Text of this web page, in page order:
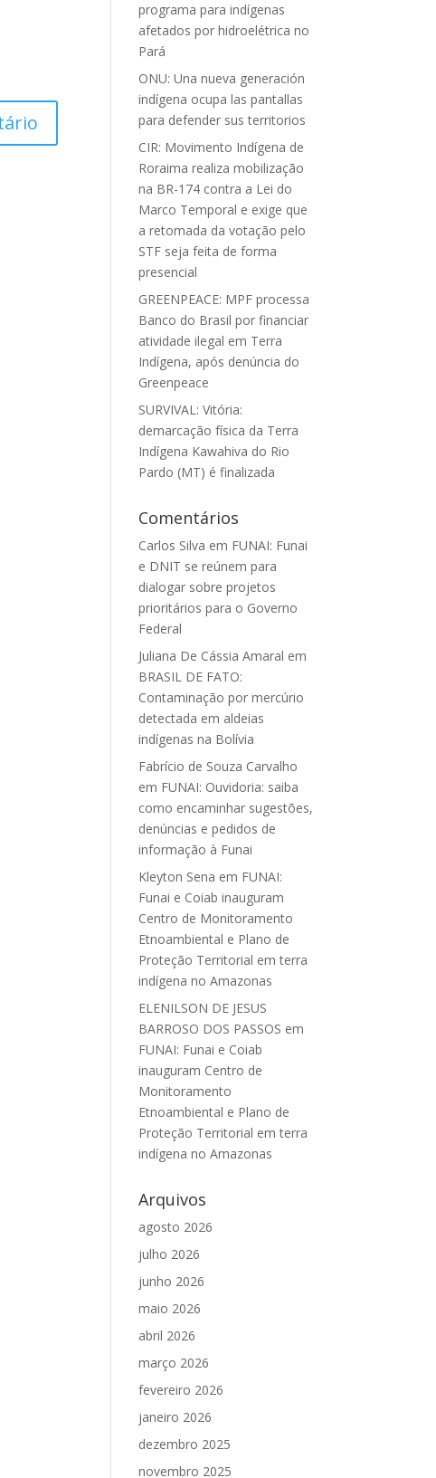
programa para indígenas
afetados por hidroelétrica no
Pará
ONU: Una nueva generación
indígena ocupa las pantallas
para defender sus territorios
CIR: Movimento Indígena de
Roraima realiza mobilização
na BR-174 contra a Lei do
Marco Temporal e exige que
a retomada da votação pelo
STF seja feita de forma
presencial
GREENPEACE: MPF processa
Banco do Brasil por financiar
atividade ilegal em Terra
Indígena, após denúncia do
Greenpeace
SURVIVAL: Vitória:
demarcação física da Terra
Indígena Kawahiva do Rio
Pardo (MT) é finalizada
Comentários
Carlos Silva em FUNAI: Funai
e DNIT se reúnem para
dialogar sobre projetos
prioritários para o Governo
Federal
Juliana De Cássia Amaral em
BRASIL DE FATO:
Contaminação por mercúrio
detectada em aldeias
indígenas na Bolívia
Fabrício de Souza Carvalho
em FUNAI: Ouvidoria: saiba
como encaminhar sugestões,
denúncias e pedidos de
informação à Funai
Kleyton Sena em FUNAI:
Funai e Coiab inauguram
Centro de Monitoramento
Etnoambiental e Plano de
Proteção Territorial em terra
indígena no Amazonas
ELENILSON DE JESUS
BARROSO DOS PASSOS em
FUNAI: Funai e Coiab
inauguram Centro de
Monitoramento
Etnoambiental e Plano de
Proteção Territorial em terra
indígena no Amazonas
Arquivos
agosto 2026
julho 2026
junho 2026
maio 2026
abril 2026
março 2026
fevereiro 2026
janeiro 2026
dezembro 2025
novembro 2025